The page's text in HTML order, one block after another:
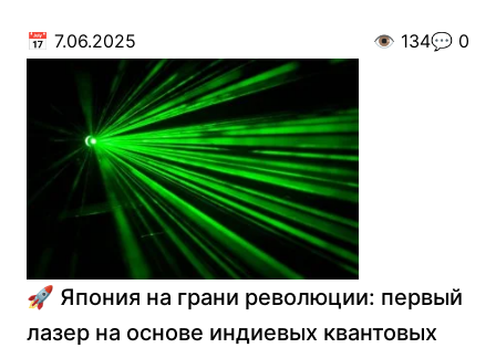
📅 7.06.2025 👁️ 134💬 0
🚀 Япония на грани революции: первый
лазер на основе индиевых квантовых